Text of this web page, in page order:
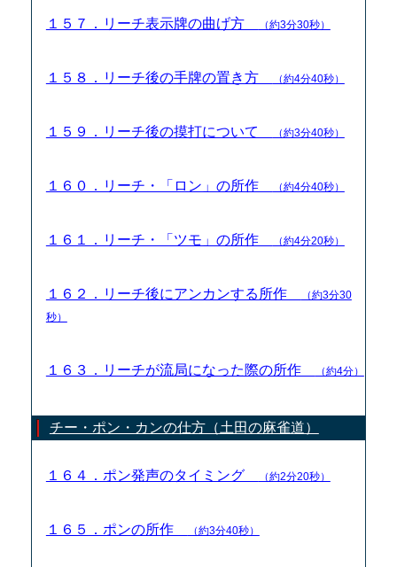
１５７．リーチ表示牌の曲げ方 （約3分30秒）
１５８．リーチ後の手牌の置き方 （約4分40秒）
１５９．リーチ後の摸打について （約3分40秒）
１６０．リーチ・「ロン」の所作 （約4分40秒）
１６１．リーチ・「ツモ」の所作 （約4分20秒）
１６２．リーチ後にアンカンする所作
（約3分30
秒）
１６３．リーチが流局になった際の所作 （約4分）
チー・ポン・カンの仕方（土田の麻雀道）
１６４．ポン発声のタイミング （約2分20秒）
１６５．ポンの所作 （約3分40秒）